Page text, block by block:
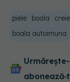
piele boala
boala autoimuna